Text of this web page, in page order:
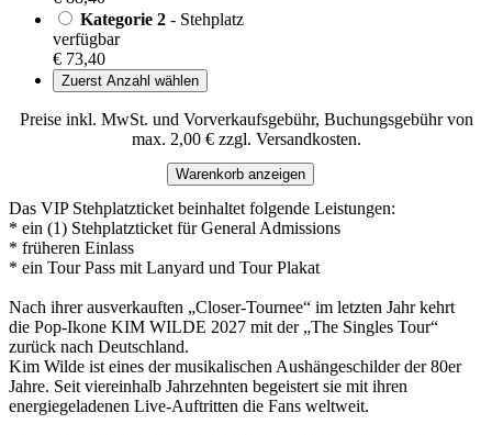
Kategorie 2 - Stehplatz
verfügbar
€ 73,40
Zuerst Anzahl wählen
Preise inkl. MwSt. und Vorverkaufsgebühr, Buchungsgebühr von
max. 2,00 € zzgl. Versandkosten.
Warenkorb anzeigen
Das VIP Stehplatzticket beinhaltet folgende Leistungen:
* ein (1) Stehplatzticket für General Admissions
* früheren Einlass
* ein Tour Pass mit Lanyard und Tour Plakat
Nach ihrer ausverkauften „Closer-Tournee“ im letzten Jahr kehrt
die Pop-Ikone KIM WILDE 2027 mit der „The Singles Tour“
zurück nach Deutschland.
Kim Wilde ist eines der musikalischen Aushängeschilder der 80er
Jahre. Seit viereinhalb Jahrzehnten begeistert sie mit ihren
energiegeladenen Live-Auftritten die Fans weltweit.